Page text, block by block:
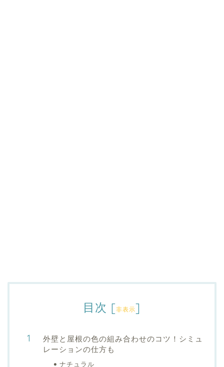
目次 [非表示]
外壁と屋根の色の組み合わせのコツ！シミュ
レーションの仕方も
ナチュラル